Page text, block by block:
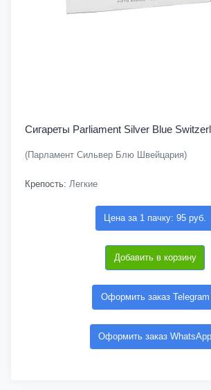
Сигареты Parliament Silver Blue
(Парламент Сильвер Блю Швейцария)
Крепость: Легкие
Цена за 1 пачку: 95 руб.
Добавить в корзину
Оформить заказ Telegram
Оформить заказ WhatsApp